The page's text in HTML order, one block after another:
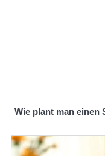
Wie plant man einen